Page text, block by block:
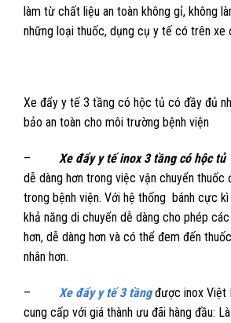
làm từ chất liệu an toàn không gỉ, không
những loại thuốc, dụng cụ y tế có trên xe
Xe đẩy y tế 3 tầng có hộc tủ có đầy đủ
bảo an toàn cho môi trường bệnh viện
– Xe đẩy y tế inox 3 tầng có hộc tủ
dễ dàng hơn trong việc vận chuyển thuốc
trong bệnh viện. Với hệ thống bánh cực
khả năng di chuyển dễ dàng cho phép
hơn, dễ dàng hơn và có thể đem đến
nhân hơn.
– Xe đẩy y tế 3 tầngđược inox Việt
cung cấp với giá thành ưu đãi hàng đầu: